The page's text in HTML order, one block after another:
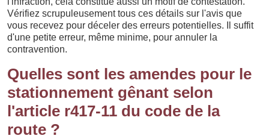
Vérifiez scrupuleusement tous ces détails sur l'avis que
vous recevez pour déceler des erreurs potentielles. Il suffit
d'une petite erreur, même minime, pour annuler la
contravention.
Quelles sont les amendes pour le
stationnement gênant selon
l'article r417-11 du code de la
route ?